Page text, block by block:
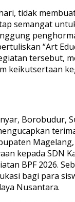
tidak
semangat
“Art
tersebut,
keikutsertaan
Borobudur,
kepada SDN
BPF 2026.
bagi para
Nusantara.